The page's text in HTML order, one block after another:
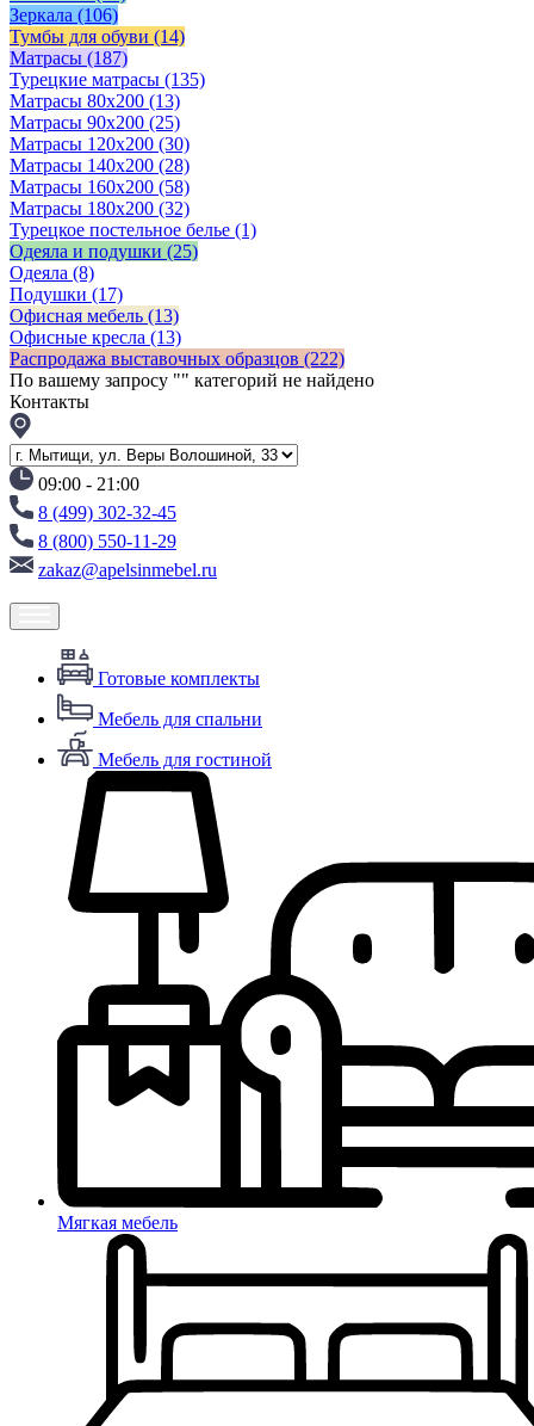
Зеркала (106)
Тумбы для обуви (14)
Матрасы (187)
Турецкие матрасы (135)
Матрасы 80x200 (13)
Матрасы 90х200 (25)
Матрасы 120х200 (30)
Матрасы 140х200 (28)
Матрасы 160х200 (58)
Матрасы 180х200 (32)
Турецкое постельное белье (1)
Одеяла и подушки (25)
Одеяла (8)
Подушки (17)
Офисная мебель (13)
Офисные кресла (13)
Распродажа выставочных образцов (222)
По вашему запросу "" категорий не найдено
Контакты
09:00 - 21:00
8 (499) 302-32-45
8 (800) 550-11-29
zakaz@apelsinmebel.ru
Готовые комплекты
Мебель для спальни
Мебель для гостиной
Мягкая мебель